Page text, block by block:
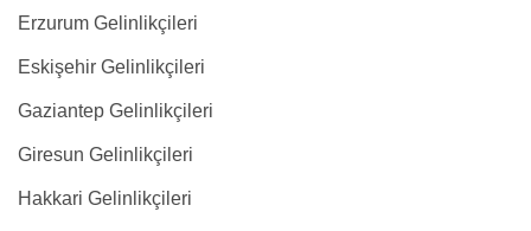
Erzurum Gelinlikçileri
Eskişehir Gelinlikçileri
Gaziantep Gelinlikçileri
Giresun Gelinlikçileri
Hakkari Gelinlikçileri